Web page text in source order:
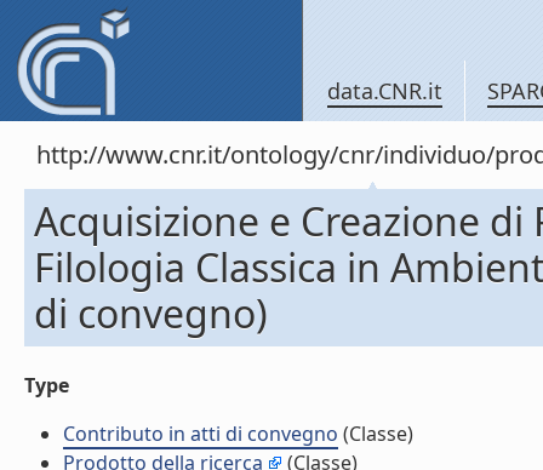
data.CNR.it
http://www.cnr.it/ontology/cnr/individuo/
Acquisizione e Creazione
Filologia Classica in
di convegno)
Type
Contributo in atti di convegno (Classe)
Prodotto della ricerca
(Classe)